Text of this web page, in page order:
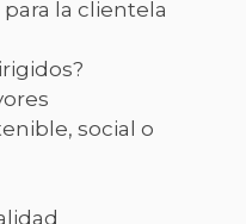
la clientela
social o